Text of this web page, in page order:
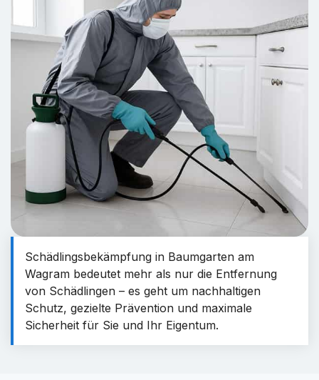
Schädlingsbekämpfung in Baumgarten am
Wagram bedeutet mehr als nur die Entfernung
von Schädlingen – es geht um nachhaltigen
Schutz, gezielte Prävention und maximale
Sicherheit für Sie und Ihr Eigentum.